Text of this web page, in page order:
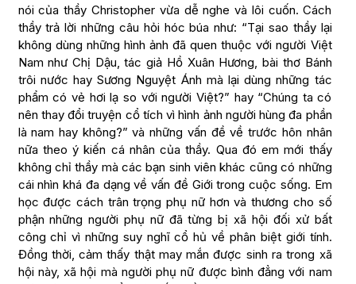
nói của thầy Christopher vừa dễ nghe và lôi cuốn. Cách
thầy trả lời những câu hỏi hóc búa như: “Tại sao thầy lại
không dùng những hình ảnh đã quen thuộc với người Việt
Nam như Chị Dậu, tác giả Hồ Xuân Hương, bài thơ Bánh
trôi nước hay Sương Nguyệt Ánh mà lại dùng những tác
phẩm có vẻ hơi lạ so với người Việt?” hay “Chúng ta có
nên thay đổi truyện cổ tích vì hình ảnh người hùng đa phần
là nam hay không?” và những vấn đề về trước hôn nhân
nữa theo ý kiến cá nhân của thầy. Qua đó em mới thấy
không chỉ thầy mà các bạn sinh viên khác cũng có những
cái nhìn khá đa dạng về vấn đề Giới trong cuộc sống. Em
học được cách trân trọng phụ nữ hơn và thương cho số
phận những người phụ nữ đã từng bị xã hội đối xử bất
công chỉ vì những suy nghĩ cổ hủ về phân biệt giới tính.
Đồng thời, cảm thấy thật may mắn được sinh ra trong xã
hội này, xã hội mà người phụ nữ được bình đẳng với nam